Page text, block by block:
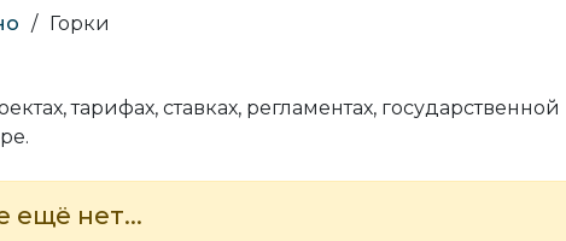
/ Горки
тарифах, ставках, регламентах, государственной
ещё нет...